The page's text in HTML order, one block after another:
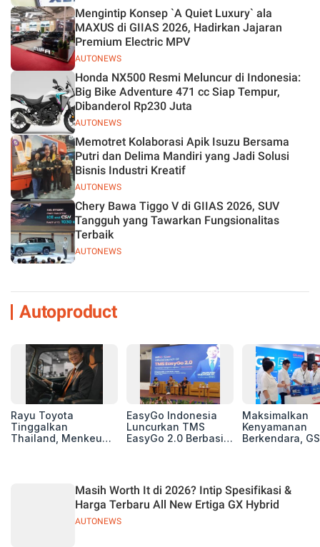
AUTONEWS
Mengintip Konsep `A Quiet Luxury` ala
MAXUS di GIIAS 2026, Hadirkan Jajaran
Premium Electric MPV
AUTONEWS
Honda NX500 Resmi Meluncur di Indonesia:
Big Bike Adventure 471 cc Siap Tempur,
Dibanderol Rp230 Juta
AUTONEWS
Memotret Kolaborasi Apik Isuzu Bersama
Putri dan Delima Mandiri yang Jadi Solusi
Bisnis Industri Kreatif
AUTONEWS
Chery Bawa Tiggo V di GIIAS 2026, SUV
Tangguh yang Tawarkan Fungsionalitas
Terbaik
Autoproduct
Rayu Toyota
Tinggalkan
Thailand, Menkeu
Basis Produksi
EasyGo Indonesia
Luncurkan TMS
EasyGo 2.0 Berbasis
Maksimalkan
Kenyamanan
Berkendara,
2026
AUTONEWS
Masih Worth It di 2026? Intip Spesifikasi &
Harga Terbaru All New Ertiga GX Hybrid